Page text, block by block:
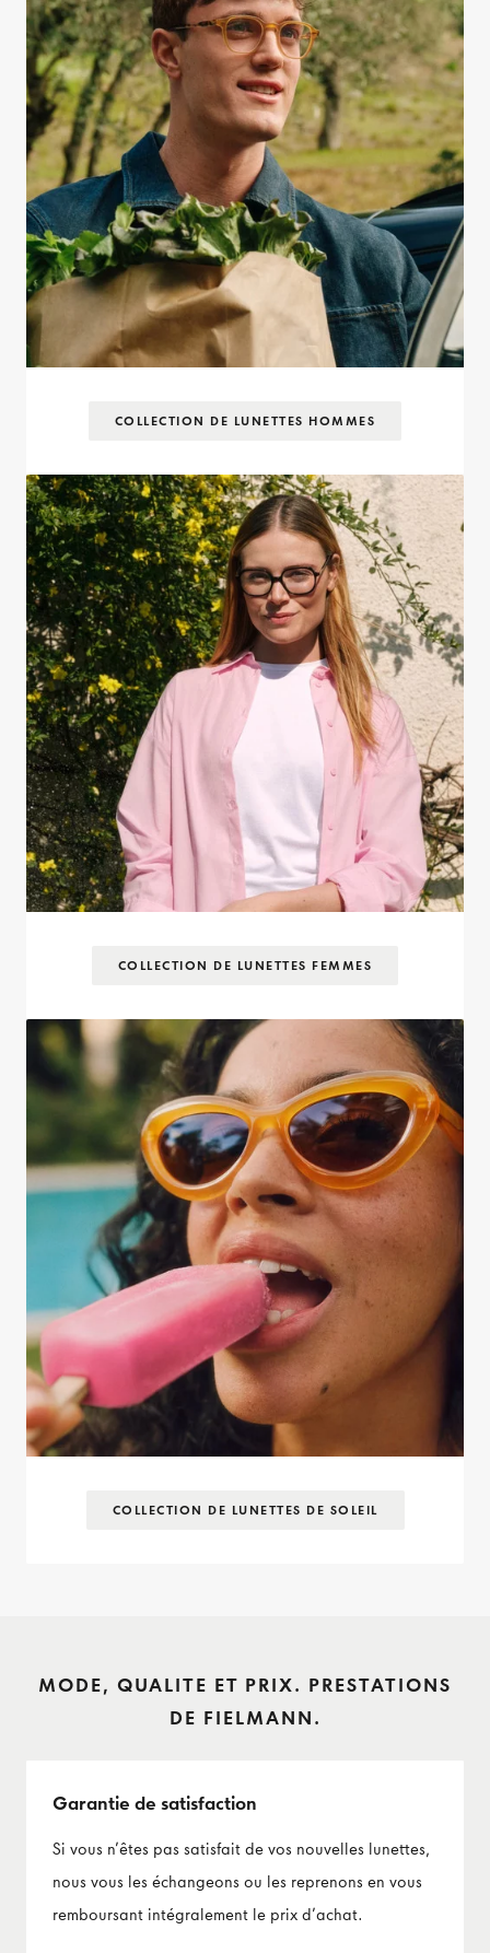
COLLECTION DE LUNETTES HOMMES
COLLECTION DE LUNETTES FEMMES
COLLECTION DE LUNETTES DE SOLEIL
MODE, QUALITE ET PRIX. PRESTATIONS
DE FIELMANN.
Garantie de satisfaction
Si vous n’êtes pas satisfait de vos nouvelles lunettes,
nous vous les échangeons ou les reprenons en vous
remboursant intégralement le prix d’achat.